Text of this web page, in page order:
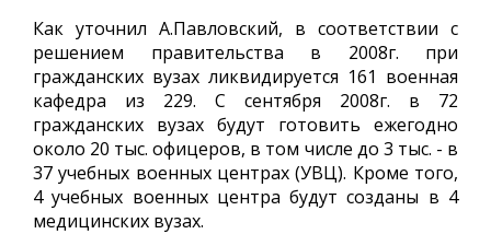
Как уточнил А.Павловский, в соответствии с
решением правительства в 2008г. при
гражданских вузах ликвидируется 161 военная
кафедра из 229. С сентября 2008г. в 72
гражданских вузах будут готовить ежегодно
около 20 тыс. офицеров, в том числе до 3 тыс. - в
37 учебных военных центрах (УВЦ). Кроме того,
4 учебных военных центра будут созданы в 4
медицинских вузах.